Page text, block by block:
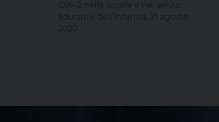
CoV-2 nelle scuole e nei servizi
educativi dell’infanzia, 21 agosto
2020.